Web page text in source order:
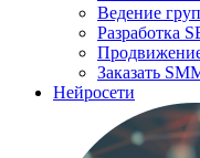
Ведение
Разработка
Заказать
Нейросети